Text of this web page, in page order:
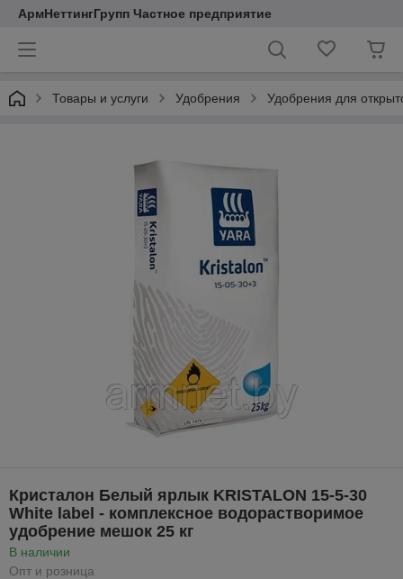
АрмНеттингГрупп Частное предприятие
Товары и услуги Удобрения Удобрения для
Кристалон Белый ярлык KRISTALON 15-5-30
White label - комплексное водорастворимое
удобрение мешок 25 кг
В наличии
Опт и розница